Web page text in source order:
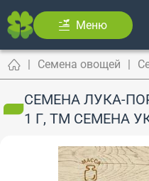
Меню
Семена овощей
СЕМЕНА ЛУКА-
1 Г, ТМ СЕМЕНА